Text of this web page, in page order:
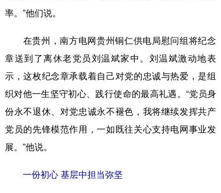
率。”他们说。
在贵州，南方电网贵州铜仁供电局慰问组将纪念
章送到了离休老党员刘温斌家中。刘温斌激动地表
示，这枚纪念章承载着自己对党的忠诚与热爱，是组
织对他一生坚守初心、践行使命的最高礼遇。“党员身
份永不退休、对党忠诚永不褪色，我将继续发挥共产
党员的先锋模范作用，一如既往关心支持电网事业发
展。”他说。
一份初心 基层中担当弥坚